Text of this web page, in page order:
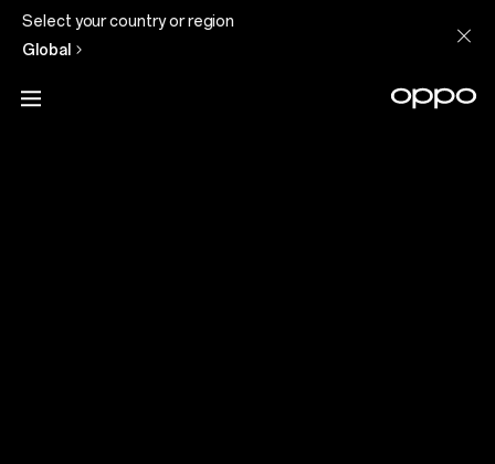
Select your country or region
Global